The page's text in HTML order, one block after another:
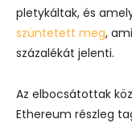
pletykáltak, és
szüntetett meg,
százalékát jelenti.
Az elbocsátottak
Ethereum részleg